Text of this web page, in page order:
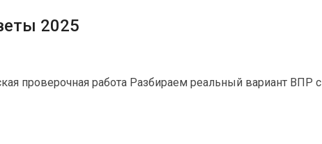
2025
проверочная работа Разбираем реальный вариант ВПР с